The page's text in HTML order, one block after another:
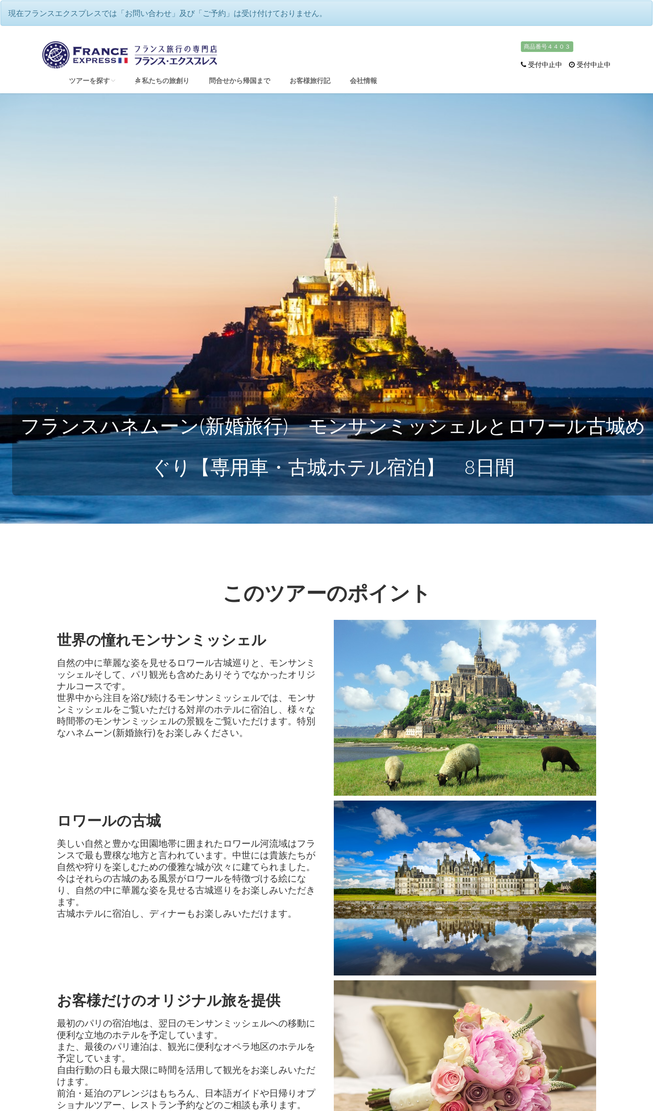
現在フランスエクスプレスでは「お問い合わせ」及び「ご予約」は受け付けておりません。
商品番号４４０３
受付中止中
受付中止中
ツアーを探す
私たちの旅創り 問合せから帰国まで お客様旅行記 会社情報
フランスエクスプレス / フランスハネムーン（新婚旅行）＆ウェディング
フランスハネムーン(新婚旅行) モンサンミッシェルとロワール古城め
ぐり【専用車・古城ホテル宿泊】 8日間
このツアーのポイント
世界の憧れモンサンミッシェル
自然の中に華麗な姿を見せるロワール古城巡りと、モンサンミ
ッシェルそして、パリ観光も含めたありそうでなかったオリジ
ナルコースです。
世界中から注目を浴び続けるモンサンミッシェルでは、モンサ
ンミッシェルをご覧いただける対岸のホテルに宿泊し、様々な
時間帯のモンサンミッシェルの景観をご覧いただけます。特別
なハネムーン(新婚旅行)をお楽しみください。
ロワールの古城
美しい自然と豊かな田園地帯に囲まれたロワール河流域はフラ
ンスで最も豊穣な地方と言われています。中世には貴族たちが
自然や狩りを楽しむための優雅な城が次々に建てられました。
今はそれらの古城のある風景がロワールを特徴づける絵にな
り、自然の中に華麗な姿を見せる古城巡りをお楽しみいただき
ます。
古城ホテルに宿泊し、ディナーもお楽しみいただけます。
お客様だけのオリジナル旅を提供
最初のパリの宿泊地は、翌日のモンサンミッシェルへの移動に
便利な立地のホテルを予定しています。
また、最後のパリ連泊は、観光に便利なオペラ地区のホテルを
予定しています。
自由行動の日も最大限に時間を活用して観光をお楽しみいただ
けます。
前泊・延泊のアレンジはもちろん、日本語ガイドや日帰りオプ
ショナルツアー、レストラン予約などのご相談も承ります。